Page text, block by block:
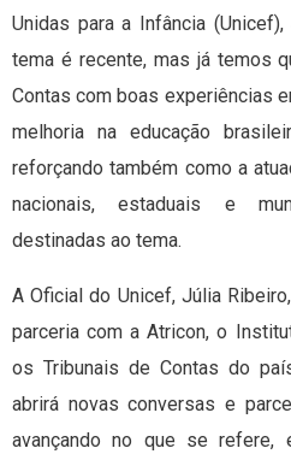
Unidas para a Infância
tema é recente, mas já temos
Contas com boas experiências
melhoria na educação
reforçando também como a
nacionais, estaduais e
destinadas ao tema.
A Oficial do Unicef, Júlia
parceria com a Atricon, o
os Tribunais de Contas do
abrirá novas conversas e
avançando no que se refere,